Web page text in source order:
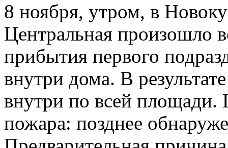
8 ноября, утром, в
Центральная произошло
прибытия первого
внутри дома. В
внутри по всей площади.
пожара: позднее